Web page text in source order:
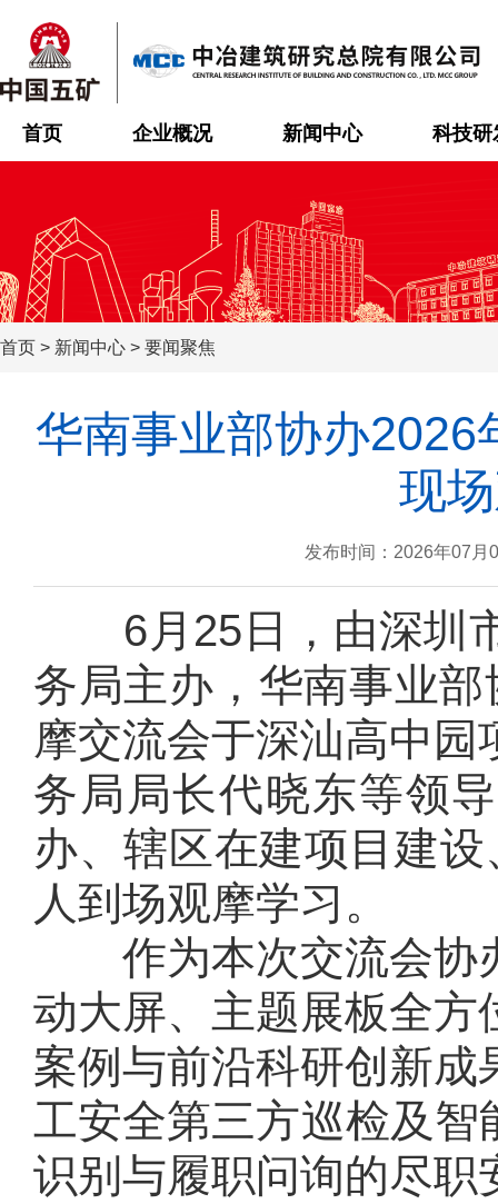
首页 企业概况 新闻中心 科技研
首页 > 新闻中心 > 要闻聚焦
华南事业部协办2026
现
发布时间：2026年07月
6月25日，由深圳
务局主办，华南事业部
摩交流会于深汕高中
务局局长代晓东等领
办、辖区在建项目建
人到场观摩学习。
作为本次交流会协
动大屏、主题展板全方
案例与前沿科研创新成
工安全第三方巡检及
识别与履职问询的尽职